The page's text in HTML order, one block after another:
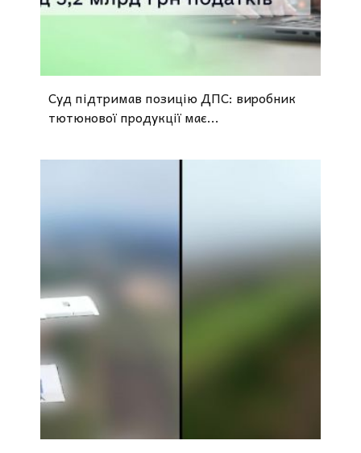
Суд підтримав позицію ДПС: виробник
тютюнової продукції має...